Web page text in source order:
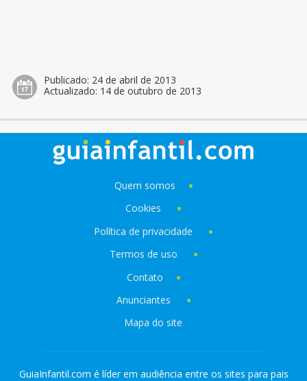
Publicado: 24 de abril de 2013
Actualizado: 14 de outubro de 2013
Quem somos
Cookies
Política de privacidade
Termos de uso
Contato
Anunciantes
Mapa do site
GuiaInfantil.com é líder em audiência entre os sites para pais